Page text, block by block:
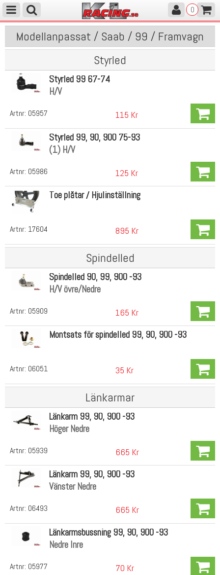
0
Modellanpassat / Saab / 99 / Framvagn
Styrled
Artnr: 05957
Styrled 99 67-74
H/V
115 Kr
Artnr: 05986
Styrled 99, 90, 900 75-93
(1) H/V
125 Kr
Artnr: 17604
Toe plåtar / Hjulinställning
895 Kr
Spindelled
Artnr: 05909
Spindelled 90, 99, 900 -93
H/V övre/Nedre
165 Kr
Artnr: 06051
Montsats för spindelled 99, 90, 900 -93
35 Kr
Länkarmar
Artnr: 05939
Länkarm 99, 90, 900 -93
Höger Nedre
665 Kr
Artnr: 06493
Länkarm 99, 90, 900 -93
Vänster Nedre
665 Kr
Artnr: 05977
Länkarmsbussning 99, 90, 900 -93
Nedre Inre
70 Kr